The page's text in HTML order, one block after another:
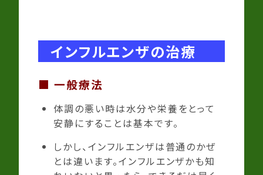
インフルエンザの治療
■ 一般療法
体調の悪い時は水分や栄養をとって
安静にすることは基本です。
しかし、インフルエンザは普通のかぜ
とは違います。インフルエンザかも知